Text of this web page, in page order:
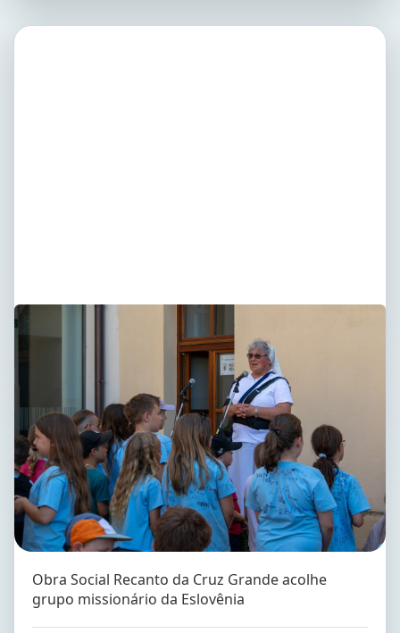
Obra Social Recanto da Cruz Grande acolhe
grupo missionário da Eslovênia